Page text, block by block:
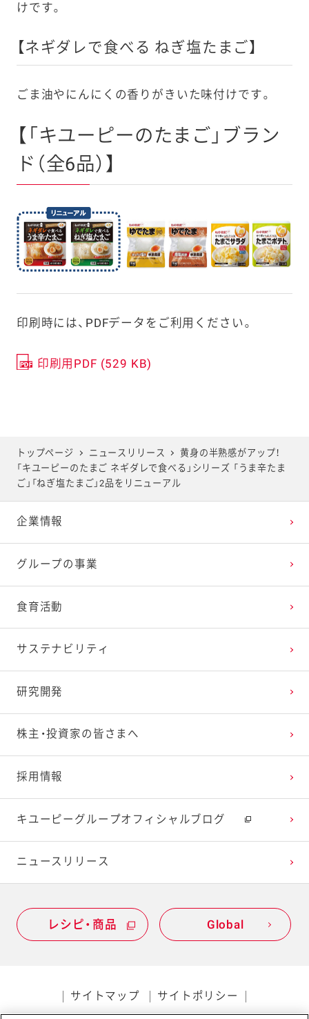
けです。
【ネギダレで食べる ねぎ塩たまご】
ごま油やにんにくの香りがきいた味付けです。
【「キユーピーのたまご」ブラン
ド（全6品）】
印刷時には、PDFデータをご利用ください。
印刷用PDF (529 KB)
トップページ ニュースリリース
黄身の半熟感がアップ！
「キユーピーのたまご ネギダレで食べる」シリーズ 「うま辛たま
ご」「ねぎ塩たまご」2品をリニューアル
企業情報
グループの事業
食育活動
サステナビリティ
研究開発
株主・投資家の皆さまへ
採用情報
キユーピーグループオフィシャルブログ
ニュースリリース
レシピ・商品 Global
サイトマップ サイトポリシー